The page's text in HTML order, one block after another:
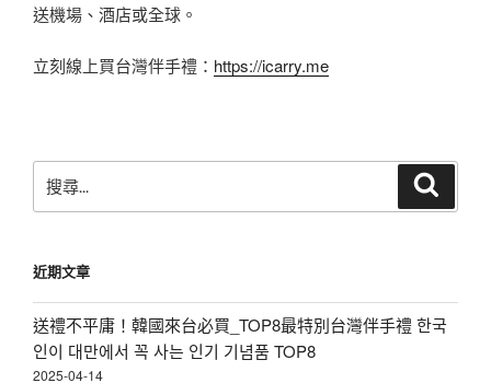
送機場、酒店或全球。
立刻線上買台灣伴手禮： https://icarry.me
尋
字:
近期文章
送禮不平庸！韓國來台必買_TOP8最特別台灣伴手禮 한국
인이 대만에서 꼭 사는 인기 기념품 TOP8
2025-04-14